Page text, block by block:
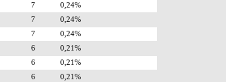
7
0,24%
7
0,24%
7
0,24%
6
0,21%
6
0,21%
6
0,21%